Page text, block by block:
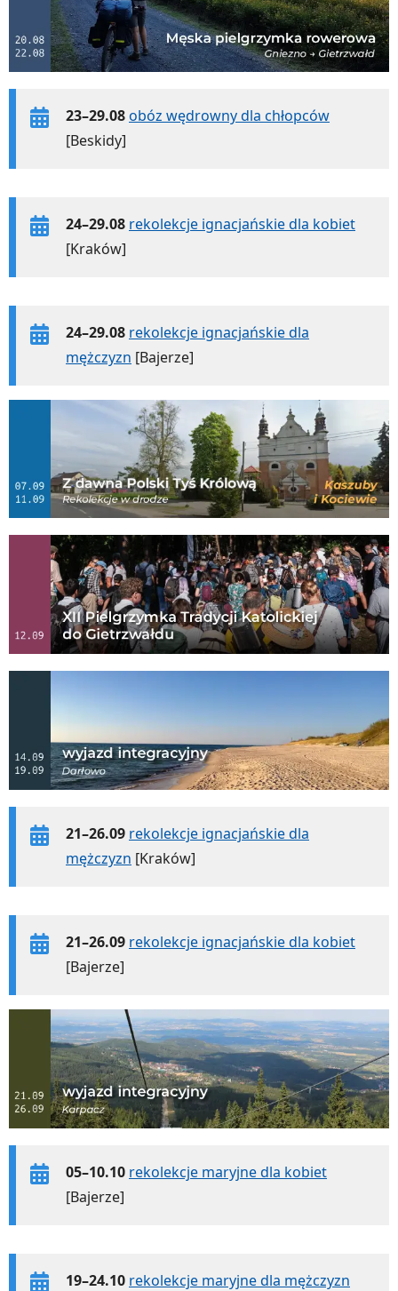
23–29.08obóz wędrowny dla chłopców
[Beskidy]
24–29.08 rekolekcje ignacjańskie dla kobiet
[Kraków]
24–29.08 rekolekcje ignacjańskie dla
mężczyzn [Bajerze]
21–26.09 rekolekcje ignacjańskie dla
mężczyzn [Kraków]
21–26.09 rekolekcje ignacjańskie dla kobiet
[Bajerze]
05–10.10 rekolekcje maryjne dla kobiet
[Bajerze]
19–24.10 rekolekcje maryjne dla mężczyzn